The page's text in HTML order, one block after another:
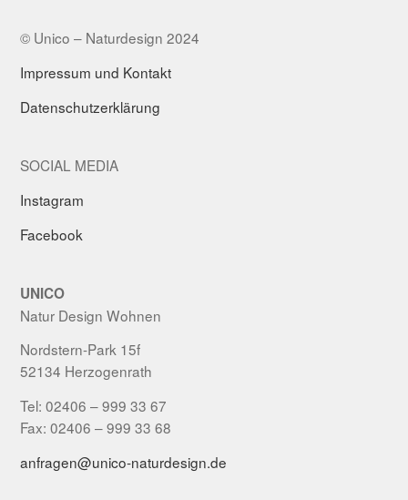
© Unico – Naturdesign 2024
Impressum und Kontakt
Datenschutzerklärung
SOCIAL MEDIA
Instagram
Facebook
UNICO
Natur Design Wohnen
Nordstern-Park 15f
52134 Herzogenrath
Tel: 02406 – 999 33 67
Fax: 02406 – 999 33 68
anfragen@unico-naturdesign.de